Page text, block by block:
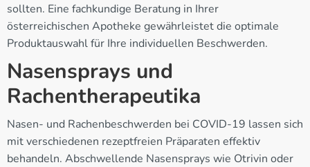
sollten. Eine fachkundige Beratung in Ihrer
österreichischen Apotheke gewährleistet die optimale
Produktauswahl für Ihre individuellen Beschwerden.
Nasensprays und
Rachentherapeutika
Nasen- und Rachenbeschwerden bei COVID-19 lassen sich
mit verschiedenen rezeptfreien Präparaten effektiv
behandeln. Abschwellende Nasensprays wie Otrivin oder